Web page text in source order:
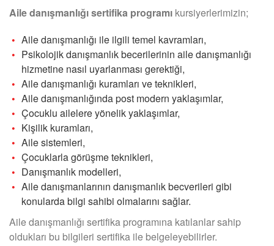
Aile danışmanlığı sertifika programı kursiyerlerimizin;
Aile danışmanlığı ile ilgili temel kavramları,
Psikolojik danışmanlık becerilerinin aile danışmanlığı
hizmetine nasıl uyarlanması gerektiği,
Aile danışmanlığı kuramları ve teknikleri,
Aile danışmanlığında post modern yaklaşımlar,
Çocuklu ailelere yönelik yaklaşımlar,
Kişilik kuramları,
Aile sistemleri,
Çocuklarla görüşme teknikleri,
Danışmanlık modelleri,
Aile danışmanlarının danışmanlık becverileri gibi
konularda bilgi sahibi olmalarını sağlar.
Aile danışmanlığı sertifika programına katılanlar sahip
oldukları bu bilgileri sertifika ile belgeleyebilirler.